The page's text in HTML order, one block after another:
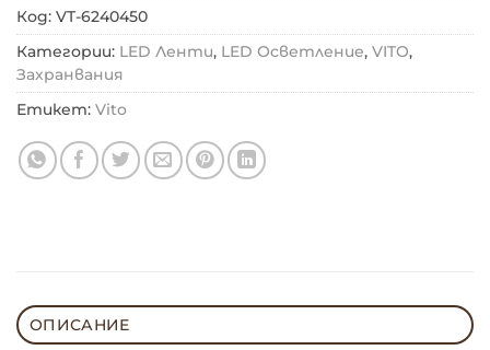
Код: VT-6240450
Категории: LED Ленти, LED Осветление, VITO,
Захранвания
Етикет: Vito
ОПИСАНИЕ